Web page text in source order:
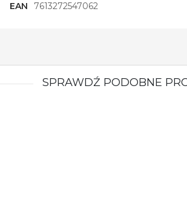
EAN
7613272547062
SPRAWDŹ PODOBNE